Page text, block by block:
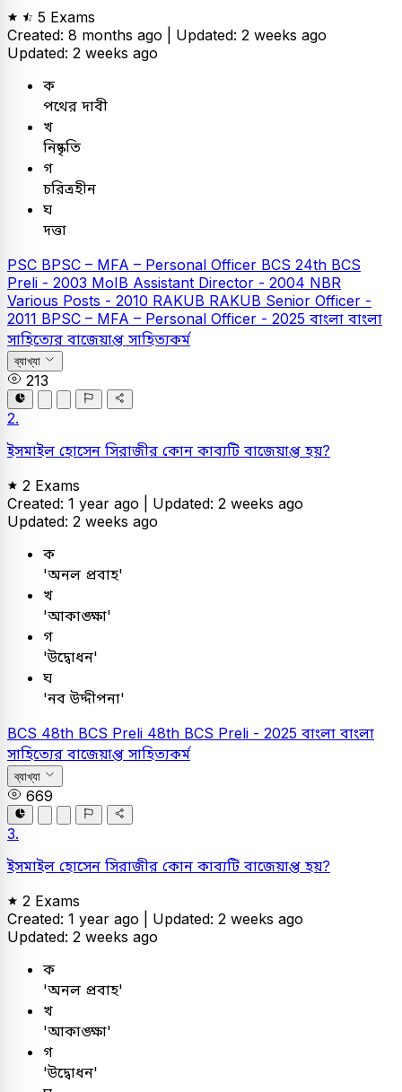
5 Exams
Created: 8 months ago | Updated: 2 weeks ago
Updated: 2 weeks ago
ক
পথের দাবী
খ
নিষ্কৃতি
গ
চরিত্রহীন
ঘ
দত্তা
PSC BPSC – MFA – Personal Officer BCS 24th BCS
Preli - 2003 MoIB Assistant Director - 2004 NBR
Various Posts - 2010 RAKUB RAKUB Senior Officer -
2011 BPSC – MFA – Personal Officer - 2025 বাংলা বাংলা
সাহিত্যের বাজেয়াপ্ত সাহিত্যকর্ম
ব্যাখ্যা
213
2.
ইসমাইল হোসেন সিরাজীর কোন কাব্যটি বাজেয়াপ্ত হয়?
2 Exams
Created: 1 year ago | Updated: 2 weeks ago
Updated: 2 weeks ago
ক
'অনল প্রবাহ'
খ
'আকাঙ্ক্ষা'
গ
'উদ্বোধন'
ঘ
'নব উদ্দীপনা'
BCS 48th BCS Preli 48th BCS Preli - 2025 বাংলা বাংলা
সাহিত্যের বাজেয়াপ্ত সাহিত্যকর্ম
ব্যাখ্যা
669
3.
ইসমাইল হোসেন সিরাজীর কোন কাব্যটি বাজেয়াপ্ত হয়?
2 Exams
Created: 1 year ago | Updated: 2 weeks ago
Updated: 2 weeks ago
ক
'অনল প্রবাহ'
খ
'আকাঙ্ক্ষা'
গ
'উদ্বোধন'